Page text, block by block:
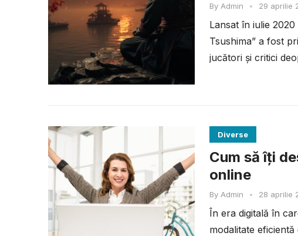
By Admin • 29 aprilie
Lansat în iulie
Tsushima” a fost
jucători și critici
Diverse
Cum să îți
online
By Admin • 28 aprilie
În era digitală în
modalitate